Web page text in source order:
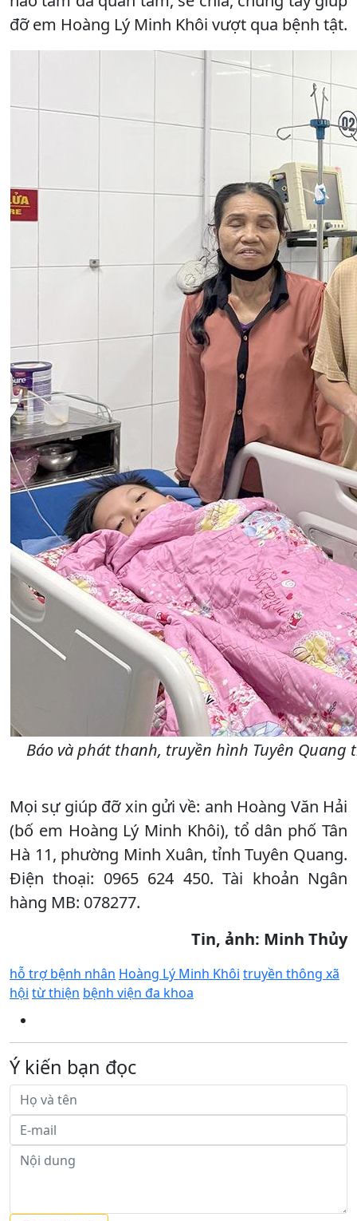
đỡ em Hoàng Lý Minh Khôi vượt qua bệnh tật.
Báo và phát thanh, truyền hình Tuyên Quang
Mọi sự giúp đỡ xin gửi về: anh Hoàng Văn Hải
(bố em Hoàng Lý Minh Khôi), tổ dân phố Tân
Hà 11, phường Minh Xuân, tỉnh Tuyên Quang.
Điện thoại: 0965 624 450. Tài khoản Ngân
hàng MB: 078277.
Tin, ảnh: Minh Thủy
hỗ trợ bệnh nhân Hoàng Lý Minh Khôi truyền thông xã
hội từ thiện bệnh viện đa khoa
Ý kiến bạn đọc